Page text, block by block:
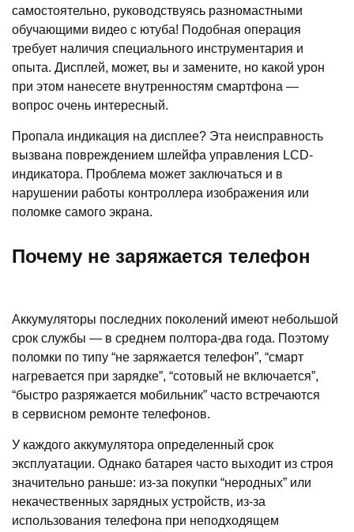
самостоятельно, руководствуясь разномастными
обучающими видео с ютуба! Подобная операция
требует наличия специального инструментария и
опыта. Дисплей, может, вы и замените, но какой урон
при этом нанесете внутренностям смартфона —
вопрос очень интересный.
Пропала индикация на дисплее? Эта неисправность
вызвана повреждением шлейфа управления LCD-
индикатора. Проблема может заключаться и в
нарушении работы контроллера изображения или
поломке самого экрана.
Почему не заряжается телефон
Аккумуляторы последних поколений имеют небольшой
срок службы — в среднем полтора-два года. Поэтому
поломки по типу “не заряжается телефон”, “смарт
нагревается при зарядке”, “сотовый не включается”,
“быстро разряжается мобильник” часто встречаются
в сервисном ремонте телефонов.
У каждого аккумулятора определенный срок
эксплуатации. Однако батарея часто выходит из строя
значительно раньше: из-за покупки “неродных” или
некачественных зарядных устройств, из-за
использования телефона при неподходящем